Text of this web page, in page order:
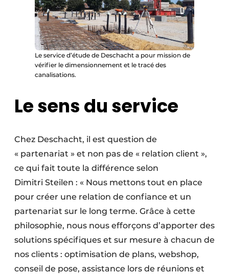
Le service d’étude de Deschacht a pour mission de
vérifier le dimensionnement et le tracé des
canalisations.
Le sens du service
Chez Deschacht, il est question de
« partenariat » et non pas de « relation client »,
ce qui fait toute la différence selon
Dimitri Steilen : « Nous mettons tout en place
pour créer une relation de confiance et un
partenariat sur le long terme. Grâce à cette
philosophie, nous nous efforçons d’apporter des
solutions spécifiques et sur mesure à chacun de
nos clients : optimisation de plans, webshop,
conseil de pose, assistance lors de réunions et